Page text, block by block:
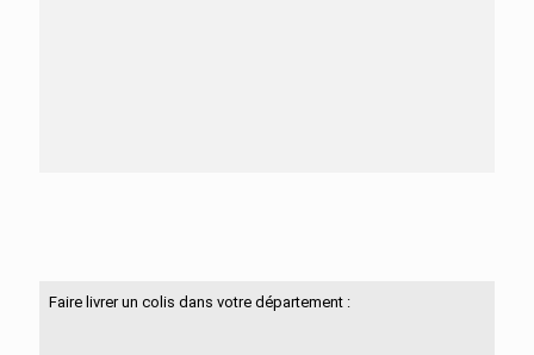
Faire livrer un colis dans votre département :